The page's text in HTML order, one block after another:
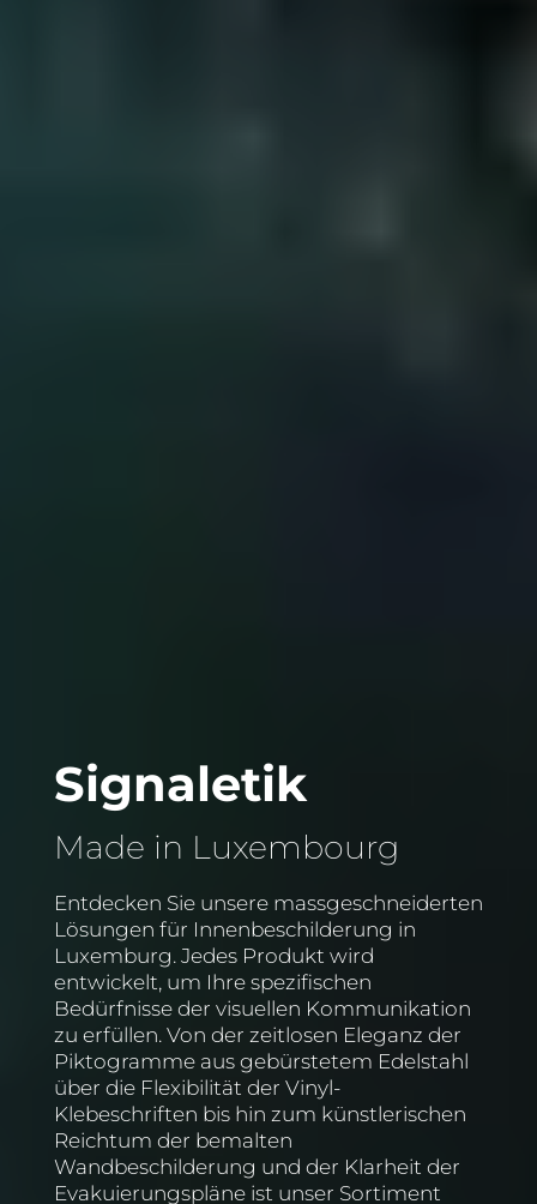
Signaletik
Made in Luxembourg
Entdecken Sie unsere massgeschneiderten
Lösungen für Innenbeschilderung in
Luxemburg. Jedes Produkt wird
entwickelt, um Ihre spezifischen
Bedürfnisse der visuellen Kommunikation
zu erfüllen. Von der zeitlosen Eleganz der
Piktogramme aus gebürstetem Edelstahl
über die Flexibilität der Vinyl-
Klebeschriften bis hin zum künstlerischen
Reichtum der bemalten
Wandbeschilderung und der Klarheit der
Evakuierungspläne ist unser Sortiment